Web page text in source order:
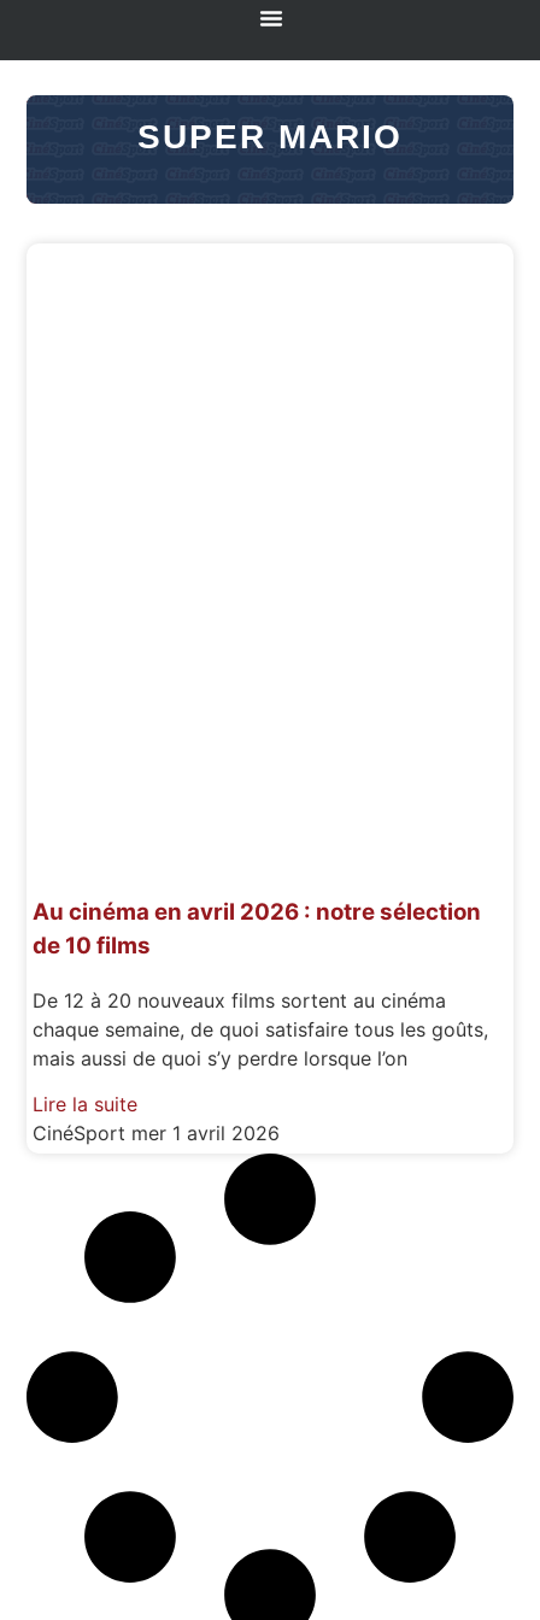
SUPER MARIO
Au cinéma en avril 2026 : notre sélection
de 10 films
De 12 à 20 nouveaux films sortent au cinéma
chaque semaine, de quoi satisfaire tous les goûts,
mais aussi de quoi s’y perdre lorsque l’on
Lire la suite
CinéSport mer 1 avril 2026